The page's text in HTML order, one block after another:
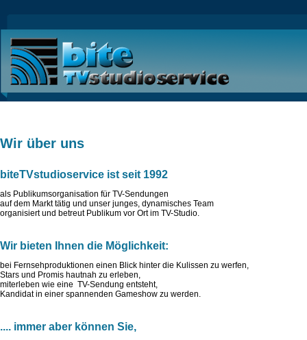
Wir über uns
biteTVstudioservice ist seit 1992
als Publikumsorganisation für TV-Sendungen
auf dem Markt tätig und unser junges, dynamisches Team
organisiert und betreut Publikum vor Ort im TV-Studio.
Wir bieten Ihnen die Möglichkeit:
bei Fernsehproduktionen einen Blick hinter die Kulissen zu werfen,
Stars und Promis hautnah zu erleben,
miterleben wie eine TV-Sendung entsteht,
Kandidat in einer spannenden Gameshow zu werden.
.... immer aber können Sie,